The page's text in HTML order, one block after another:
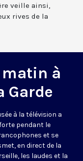
veille ainsi,
rives de la
matin à
Garde
à la télévision a
pendant le
et se
en direct de la
les laudes et la